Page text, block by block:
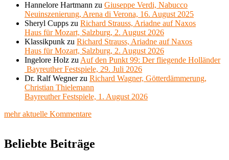
Hannelore Hartmann zu Giuseppe Verdi, Nabucco
Neuinszenierung, Arena di Verona, 16. August 2025
Sheryl Cupps zu Richard Strauss, Ariadne auf Naxos
Haus für Mozart, Salzburg, 2. August 2026
Klassikpunk zu Richard Strauss, Ariadne auf Naxos
Haus für Mozart, Salzburg, 2. August 2026
Ingelore Holz zu Auf den Punkt 99: Der fliegende Holländer
Bayreuther Festspiele, 29. Juli 2026
Dr. Ralf Wegnerzu Richard Wagner, Götterdämmerung,
Christian Thielemann
Bayreuther Festspiele, 1. August 2026
mehr aktuelle Kommentare
Beliebte Beiträge